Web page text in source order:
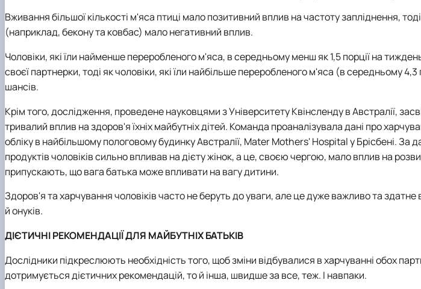
Вживання більшої кількості м'яса птиці мало позитивний вплив на частоту запліднення,
(наприклад, бекону та ковбас) мало негативний вплив.
Чоловіки, які їли найменше переробленого м'яса, в середньому менш як 1,5 порції на
своєї партнерки, тоді як чоловіки, які їли найбільше переробленого м'яса (в середньому
шансів.
Крім того, дослідження, проведене науковцями з Університету Квінсленду в Австралії,
тривалий вплив на здоров'я їхніх майбутніх дітей. Команда проаналізувала дані про
обліку в найбільшому пологовому будинку Австралії, Mater Mothers' Hospital у Брісбені. За
продуктів чоловіків сильно впливав на дієту жінок, а це, своєю чергою, мало вплив на
припускають, що вага батька може впливати на вагу дитини.
Здоров'я та харчування чоловіків часто не беруть до уваги, але це дуже важливо та
й онуків.
ДІЄТИЧНІ РЕКОМЕНДАЦІЇ ДЛЯ МАЙБУТНІХ БАТЬКІВ
Дослідники підкреслюють необхідність того, щоб зміни відбувалися в харчуванні обох
дотримується дієтичних рекомендацій, то й інша, швидше за все, теж. І навпаки.